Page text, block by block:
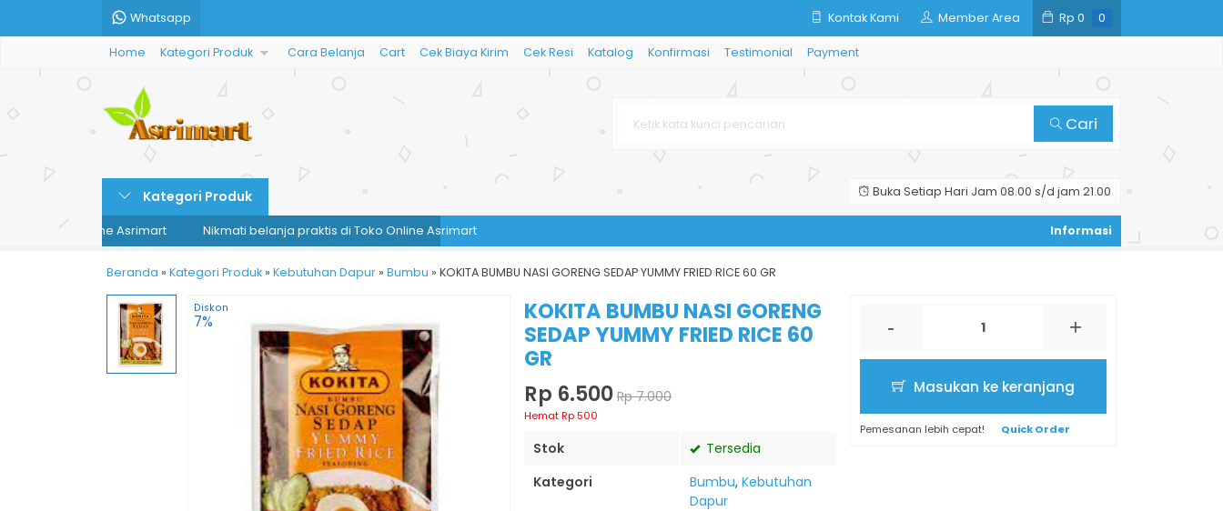
Whatsapp Kontak Kami Member Area Rp 0 0
Home Kategori Produk Cara Belanja Cart Cek Biaya Kirim Cek Resi Katalog Konfirmasi Testimonial Payment
Cari
Kategori Produk Buka Setiap Hari Jam 08.00 s/d jam 21.00
Online Asrimart Nikmati belanja praktis di Toko Online Asrimart
Beranda » Kategori Produk » Kebutuhan Dapur » Bumbu » KOKITA BUMBU NASI GORENG SEDAP YUMMY FRIED RICE 60 GR
Diskon
7%
KOKITA BUMBU NASI GORENG
SEDAP YUMMY FRIED RICE 60
GR
Rp 6.500 Rp 7.000
Hemat Rp 500
Stok
Tersedia
Kategori
Bumbu, Kebutuhan
Dapur
- +
Masukan ke keranjang
Pemesanan lebih cepat! Quick Order